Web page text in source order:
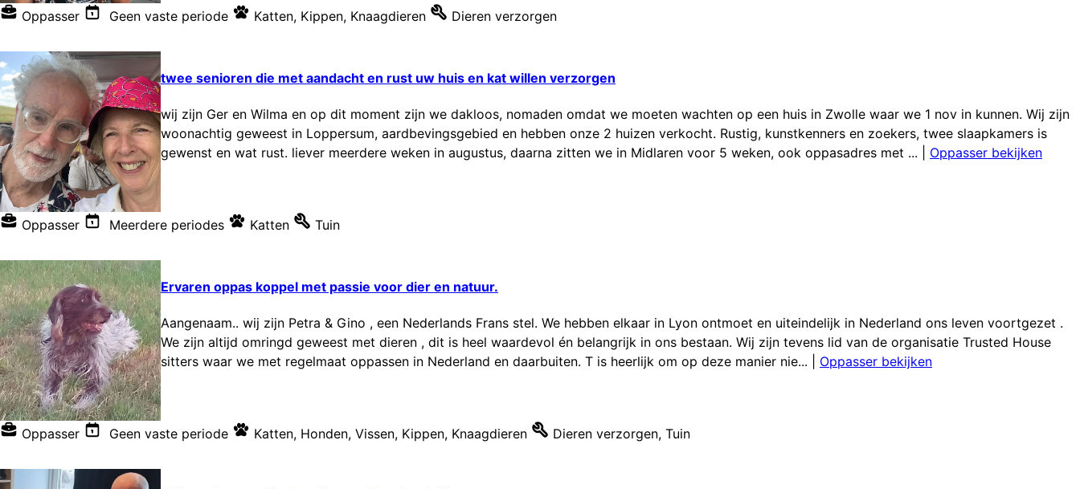
Oppasser Geen vaste periode Katten, Kippen, Knaagdieren Dieren verzorgen
twee senioren die met aandacht en rust uw huis en kat willen verzorgen
wij zijn Ger en Wilma en op dit moment zijn we dakloos, nomaden omdat we moeten wachten op een huis in Zwolle waar we 1 nov in kunnen. Wij zijn
woonachtig geweest in Loppersum, aardbevingsgebied en hebben onze 2 huizen verkocht. Rustig, kunstkenners en zoekers, twee slaapkamers is
gewenst en wat rust. liever meerdere weken in augustus, daarna zitten we in Midlaren voor 5 weken, ook oppasadres met ...
Oppasser bekijken
Oppasser Meerdere periodes Katten Tuin
Ervaren oppas koppel met passie voor dier en natuur.
Aangenaam.. wij zijn Petra & Gino , een Nederlands Frans stel. We hebben elkaar in Lyon ontmoet en uiteindelijk in Nederland ons leven voortgezet .
We zijn altijd omringd geweest met dieren , dit is heel waardevol én belangrijk in ons bestaan. Wij zijn tevens lid van de organisatie Trusted House
sitters waar we met regelmaat oppassen in Nederland en daarbuiten. T is heerlijk om op deze manier nie...
Oppasser bekijken
Oppasser Geen vaste periode Katten, Honden, Vissen, Kippen, Knaagdieren Dieren verzorgen, Tuin